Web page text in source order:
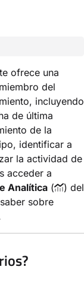
ofrece una
del
incluyendo
de última
de la
identificar a
la actividad de
acceder a
Analítica (
) del
sobre